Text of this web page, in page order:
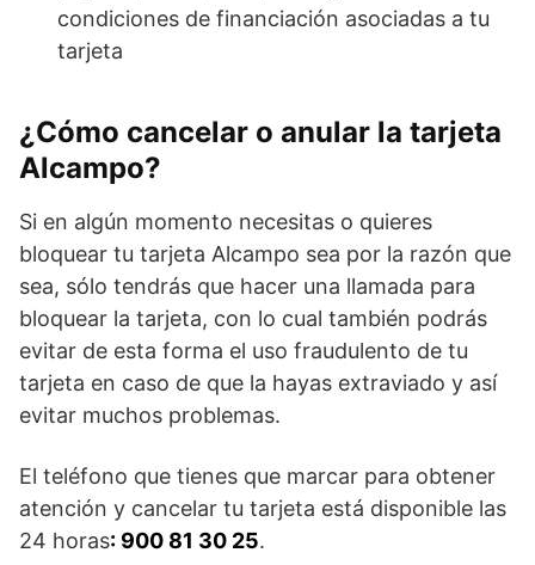
condiciones de financiación asociadas a tu
tarjeta
¿Cómo cancelar o anular la tarjeta
Alcampo?
Si en algún momento necesitas o quieres
bloquear tu tarjeta Alcampo sea por la razón que
sea, sólo tendrás que hacer una llamada para
bloquear la tarjeta, con lo cual también podrás
evitar de esta forma el uso fraudulento de tu
tarjeta en caso de que la hayas extraviado y así
evitar muchos problemas.
El teléfono que tienes que marcar para obtener
atención y cancelar tu tarjeta está disponible las
24 horas: 900 81 30 25.